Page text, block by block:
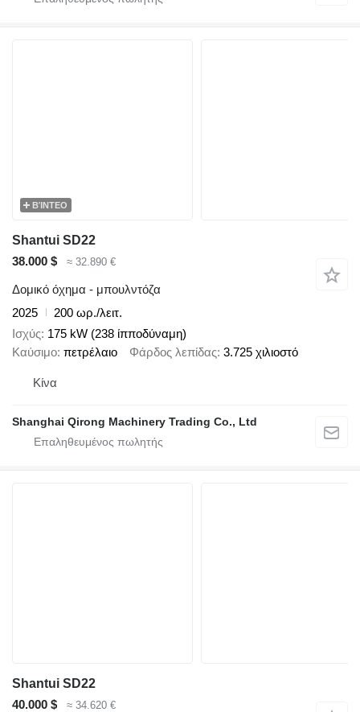
ΒΊΝΤΕΟ
Shantui SD22
38.000 $
≈ 32.890 €
Δομικό όχημα - μπουλντόζα
2025
200 ωρ./λειτ.
Ισχύς 175 kW (238 ίπποδύναμη)
Καύσιμο πετρέλαιο Φάρδος λεπίδας 3.725 χιλιοστό
Κίνα
Shanghai Qirong Machinery Trading Co., Ltd
Shantui SD22
40.000 $
≈ 34.620 €